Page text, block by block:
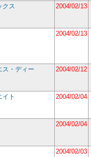
クス 2004/02/13
2004/02/13
ス・ディー 2004/02/12
イト 2004/02/04
2004/02/04
2004/02/03